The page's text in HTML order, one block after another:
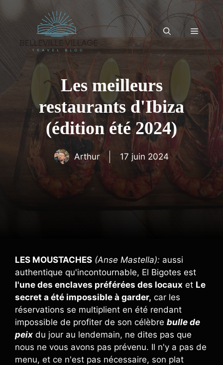
au
Menu
Les meilleurs
restaurants d'Ibiza
(édition été 2024)
Arthur 17 juin 2024
LES MOUSTACHES (Anse Mastella): aussi
authentique qu'incontournable, El Bigotes est
l'une des enclaves préférées des locaux et Le
secret a été impossible à garder, car les
réservations se multiplient en été rendant
impossible de profiter de son célèbre bulle de
peix du jour au lendemain, ne dites pas que
nous ne vous avons pas prévenu. Il n'y a pas de
menu, et ce n'est pas nécessaire, son plat